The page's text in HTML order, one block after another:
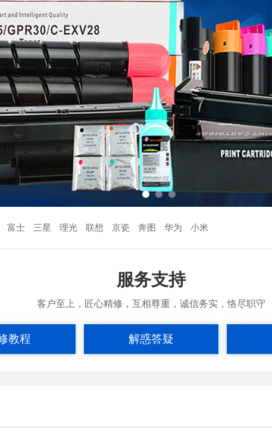
富士 三星 理光 联想 京瓷 奔图 华为 小米
服务支持
客户至上，匠心精修，互相尊重，诚信务实，恪尽职守
教程 解惑答疑